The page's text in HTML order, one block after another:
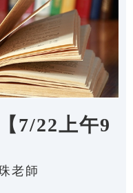
7/22上午9
老師